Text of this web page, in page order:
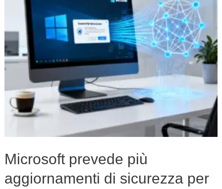
Microsoft prevede più
aggiornamenti di sicurezza per
sicurezza
Windows
grazie
all’AI
scopre
nuove